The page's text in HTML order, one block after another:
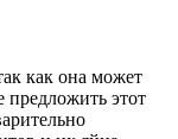
как она может
предложить этот